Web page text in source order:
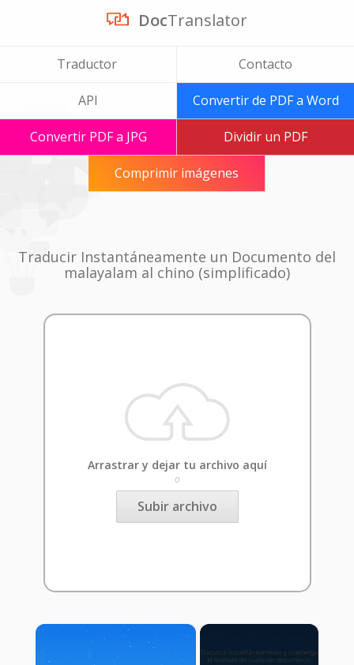
DocTranslator
Traductor Contacto
API Convertir de PDF a Word
Convertir PDF a JPG Dividir un PDF
Comprimir imágenes
Traducir Instantáneamente un Documento del
malayalam al chino (simplificado)
Arrastrar y dejar tu archivo aquí
o
Subir archivo
×